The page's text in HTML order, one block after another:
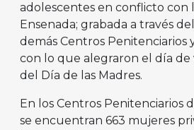
adolescentes en conflicto con
Ensenada; grabada a través
demás Centros Penitenciarios
con lo que alegraron el día de
del Día de las Madres.
En los Centros Penitenciarios
se encuentran 663 mujeres